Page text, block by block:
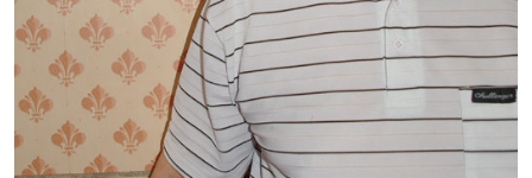
VOTRE MAIRIE
Elus et agents
L'équipe municipale